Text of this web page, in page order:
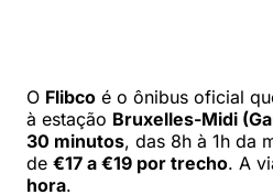
O Flibco é o ônibus oficial
à estação Bruxelles-Midi
30 minutos, das 8h à 1h da
de €17 a €19 por trecho. A
hora.